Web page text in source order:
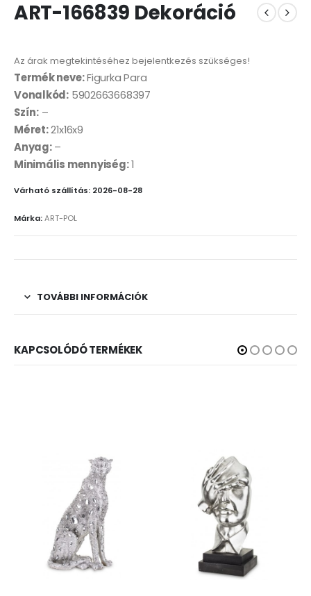
ART-166839 Dekoráció
Az árak megtekintéséhez bejelentkezés szükséges!
Termék neve:Figurka Para
Vonalkód: 5902663668397
Szín:–
Méret:21x16x9
Anyag:–
Minimális mennyiség:1
Várható szállítás: 2026-08-28
Márka:ART-POL
TOVÁBBI INFORMÁCIÓK
KAPCSOLÓDÓ TERMÉKEK